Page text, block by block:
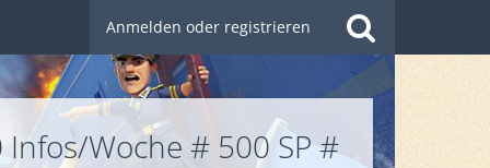
Anmelden oder registrieren
Woche # 500 SP #